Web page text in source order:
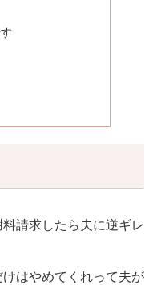
請求したら夫に逆ギレ
けはやめてくれって夫が